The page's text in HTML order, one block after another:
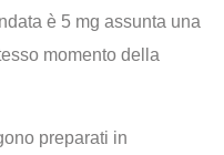
è 5 mg assunta una
momento della
preparati in